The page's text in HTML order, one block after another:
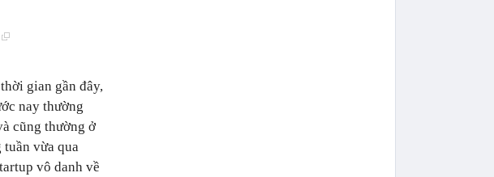
gian gần đây,
nay thường
cũng thường ở
tuần vừa qua
vô danh về